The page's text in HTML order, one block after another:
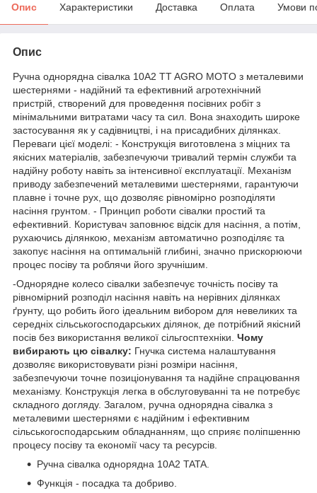
Опис Характеристики Доставка Оплата Умови
Опис
Ручна однорядна сівалка 10A2 TT AGRO MOTO з металевими
шестернями - надійний та ефективний агротехнічний
пристрій, створений для проведення посівних робіт з
мінімальними витратами часу та сил. Вона знаходить широке
застосування як у садівництві, і на присадибних ділянках.
Переваги цієї моделі: - Конструкція виготовлена з міцних та
якісних матеріалів, забезпечуючи тривалий термін служби та
надійну роботу навіть за інтенсивної експлуатації. Механізм
приводу забезпечений металевими шестернями, гарантуючи
плавне і точне рух, що дозволяє рівномірно розподіляти
насіння грунтом. - Принцип роботи сівалки простий та
ефективний. Користувач заповнює відсік для насіння, а потім,
рухаючись ділянкою, механізм автоматично розподіляє та
закопує насіння на оптимальній глибині, значно прискорюючи
процес посіву та роблячи його зручнішим.
-Однорядне колесо сівалки забезпечує точність посіву та
рівномірний розподіл насіння навіть на нерівних ділянках
ґрунту, що робить його ідеальним вибором для невеликих та
середніх сільськогосподарських ділянок, де потрібний якісний
посів без використання великої сільгосптехніки. Чому
вибирають цю сівалку: Гнучка система налаштування
дозволяє використовувати різні розміри насіння,
забезпечуючи точне позиціонування та надійне спрацювання
механізму. Конструкція легка в обслуговуванні та не потребує
складного догляду. Загалом, ручна однорядна сівалка з
металевими шестернями є надійним і ефективним
сільськогосподарським обладнанням, що сприяє поліпшенню
процесу посіву та економії часу та ресурсів.
Ручна сівалка однорядна 10A2 TATA.
Функція - посадка та добриво.